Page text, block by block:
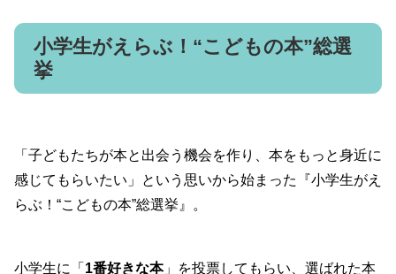
小学生がえらぶ！“こどもの本”総選
挙
「子どもたちが本と出会う機会を作り、本をもっと身近に
感じてもらいたい」という思いから始まった『小学生がえ
らぶ！“こどもの本”総選挙』。
小学生に「 1番好きな本」を投票してもらい、選ばれた本